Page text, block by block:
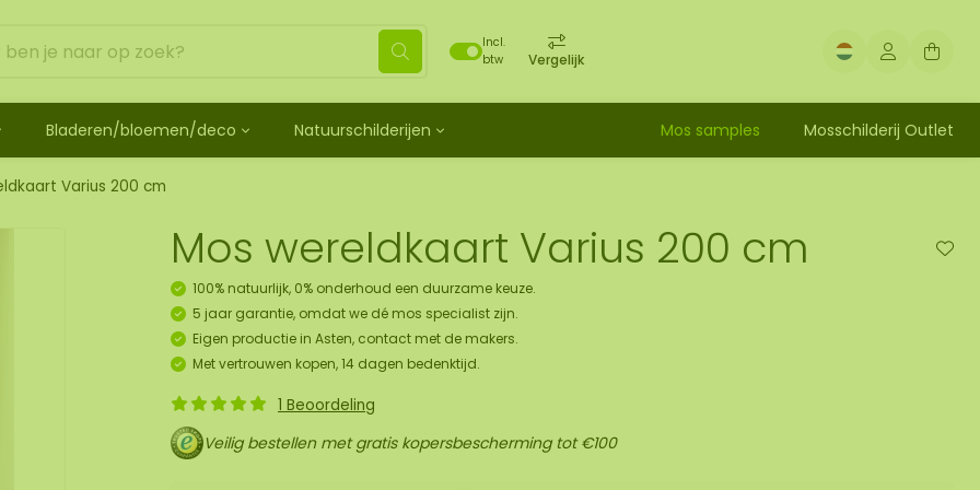
Incl.
btw
Vergelijk
Mosdots [TIP]
Mosdot Cuatro
Mosdot set
Los mos behandeld
Fluff mos
ECO mos [Budget]
Bladeren/bloemen/deco
bladeren
kransen
Natuurschilderijen Mos samples Mosschilderij Outlet
Varius 200 cm
Mos wereldkaart Varius 200 cm
100% natuurlijk, 0% onderhoud een duurzame keuze.
5 jaar garantie, omdat we dé mos specialist zijn.
Eigen productie in Asten, contact met de makers.
Met vertrouwen kopen, 14 dagen bedenktijd.
1 Beoordeling
Veilig bestellen met gratis kopersbescherming tot €100